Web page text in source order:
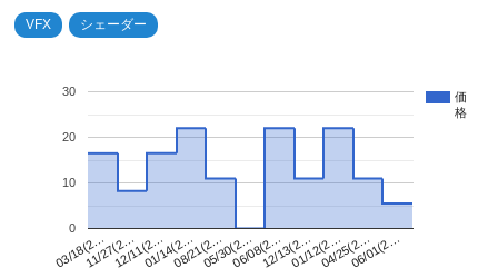
VFX シェーダー
価
格
03/18(2…11/27(2…12/11(2…01/14(2…08/21(2…05/30(2…06/08(2…12/13(2…01/12(2…04/25(2…06/01(2…
0
10
20
30